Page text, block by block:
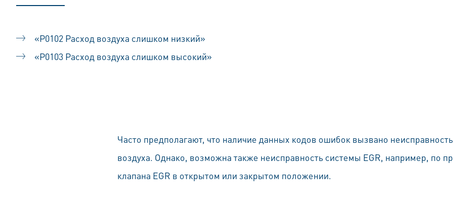
«P0102 Расход воздуха слишком низкий»
«P0103 Расход воздуха слишком высокий»
Часто предполагают, что наличие данных кодов ошибок вызвано
воздуха. Однако, возможна также неисправность системы EGR, например, по
клапана EGR в открытом или закрытом положении.